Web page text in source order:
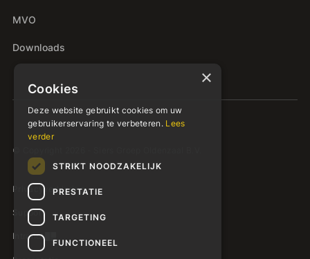
MVO
Downloads
© Copyright 2026 - Siers Groep Oldenzaal B.V.
Privacyverklaring
Support
Intranet
×
Cookies
Deze website gebruikt cookies om uw
gebruikerservaring te verbeteren. Lees
verder
STRIKT NOODZAKELIJK
PRESTATIE
TARGETING
FUNCTIONEEL